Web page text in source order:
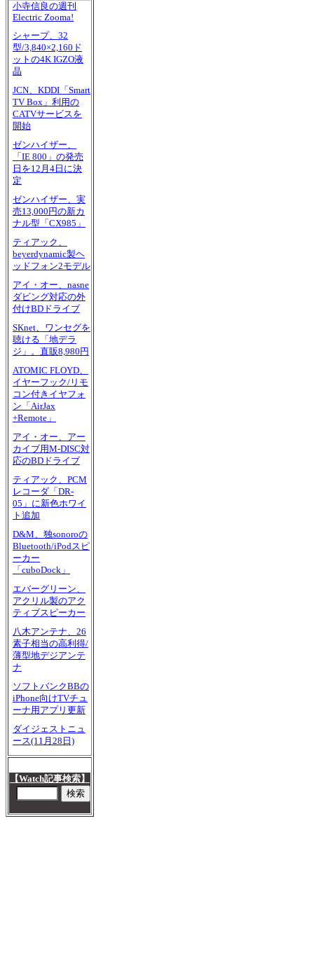
小寺信良の週刊
Electric Zooma!
シャープ、32
型/3,840×2,160ド
ットの4K IGZO液
晶
JCN、KDDI「Smart
TV Box」利用の
CATVサービスを
開始
ゼンハイザー、
「IE 800」の発売
日を12月4日に決
定
ゼンハイザー、実
売13,000円の新カ
ナル型「CX985」
ティアック、
beyerdynamic製ヘ
ッドフォン2モデル
アイ・オー、nasne
ダビング対応の外
付けBDドライブ
SKnet、ワンセグを
聴ける「地デラ
ジ」。直販8,980円
ATOMIC FLOYD、
イヤーフック/リモ
コン付きイヤフォ
ン「AirJax
+Remote」
アイ・オー、アー
カイブ用M-DISC対
応のBDドライブ
ティアック、PCM
レコーダ「DR-
05」に新色ホワイ
ト追加
D&M、独sonoroの
Bluetooth/iPodスピ
ーカー
「cuboDock」
エバーグリーン、
アクリル製のアク
ティブスピーカー
八木アンテナ、26
素子相当の高利得/
薄型地デジアンテ
ナ
ソフトバンクBBの
iPhone向けTVチュ
ーナ用アプリ更新
ダイジェストニュ
ース(11月28日)
【Watch記事検索】